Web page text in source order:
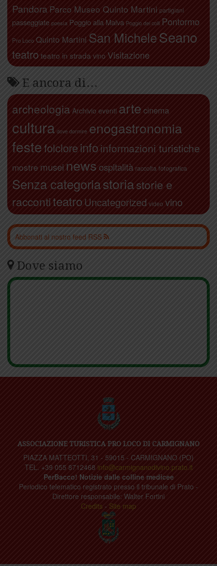
Pandora Parco Museo Quinto Martini partigiani
passeggiate poesia Poggio alla Malva Poggio dei colli Pontormo
Pro Loco Quinto Martini San MicheleSeano
teatro teatro in strada vino Visitazione
E ancora di…
archeologia Archivio eventi arte cinema
cultura dove dormire enogastronomia
festefolcloreinfo informazioni turistiche
mostre musei news ospitalità raccolta fotografica
Senza categoriastoriastorie e
raccontiteatro Uncategorized video vino
Abbonati al nostro feed RSS
Dove siamo
ASSOCIAZIONE TURISTICA PRO LOCO DI CARMIGNANO
PIAZZA MATTEOTTI, 31 - 59015 - CARMIGNANO (PO)
TEL. +39 055 8712468 info@carmignanodivino.prato.it
PerBacco! Notizie dalle colline medicee
Periodico telematico registrato presso il tribunale di Prato -
Direttore responsabile: Walter Fortini
Credits - Site map